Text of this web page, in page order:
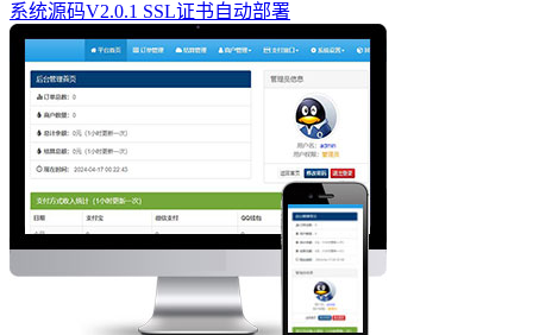
系统源码V2.0.1 SSL证书自动部署